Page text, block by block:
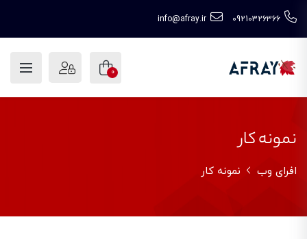
09210326366
info@afray.ir
0
نمونه کار
افرای وب نمونه کار